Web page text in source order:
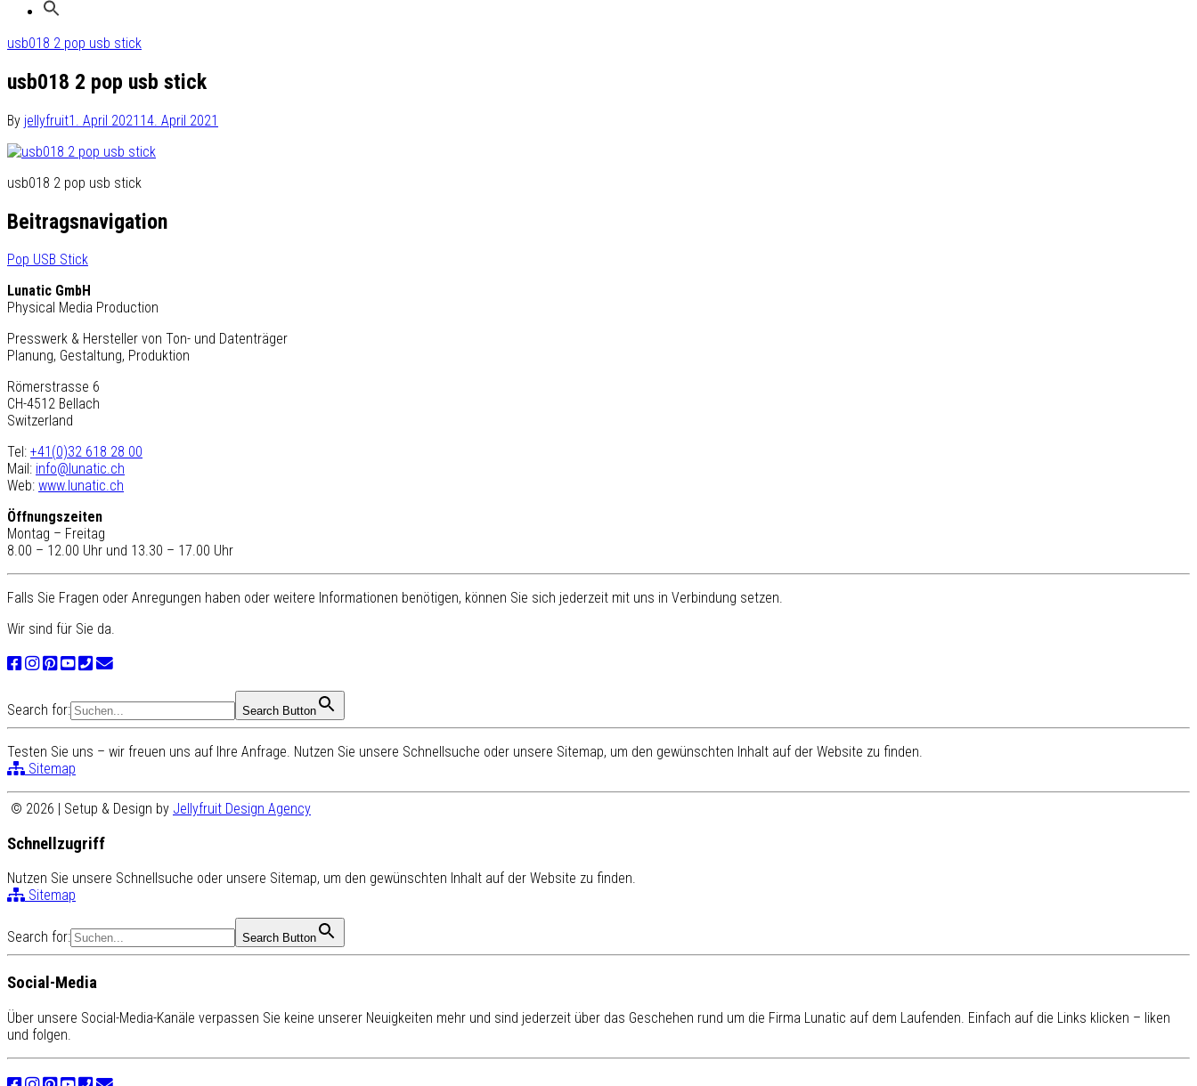
usb018 2 pop usb stick
usb018 2 pop usb stick
By jellyfruit1. April 2021 14. April 2021
usb018 2 pop usb stick
Beitragsnavigation
Pop USB Stick
Lunatic GmbH
Physical Media Production
Presswerk & Hersteller von Ton- und Datenträger
Planung, Gestaltung, Produktion
Römerstrasse 6
CH-4512 Bellach
Switzerland
Tel: +41(0)32 618 28 00
Mail: info@lunatic.ch
Web: www.lunatic.ch
Öffnungszeiten
Montag – Freitag
8.00 – 12.00 Uhr und 13.30 – 17.00 Uhr
Falls Sie Fragen oder Anregungen haben oder weitere Informationen benötigen, können Sie sich jederzeit mit uns in Verbindung setzen.
Wir sind für Sie da.
Search for: Search Button
Testen Sie uns – wir freuen uns auf Ihre Anfrage. Nutzen Sie unsere Schnellsuche oder unsere Sitemap, um den gewünschten Inhalt auf der Website zu finden.
Sitemap
© 2026 | Setup & Design by Jellyfruit Design Agency
Schnellzugriff
Nutzen Sie unsere Schnellsuche oder unsere Sitemap, um den gewünschten Inhalt auf der Website zu finden.
Sitemap
Search for: Search Button
Social-Media
Über unsere Social-Media-Kanäle verpassen Sie keine unserer Neuigkeiten mehr und sind jederzeit über das Geschehen rund um die Firma Lunatic auf dem Laufenden. Einfach auf die Links klicken – liken
und folgen.